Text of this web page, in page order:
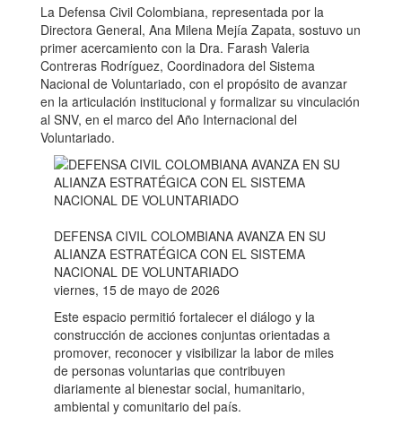
La Defensa Civil Colombiana, representada por la
Directora General, Ana Milena Mejía Zapata, sostuvo un
primer acercamiento con la Dra. Farash Valeria
Contreras Rodríguez, Coordinadora del Sistema
Nacional de Voluntariado, con el propósito de avanzar
en la articulación institucional y formalizar su vinculación
al SNV, en el marco del Año Internacional del
Voluntariado.
DEFENSA CIVIL COLOMBIANA AVANZA EN SU
ALIANZA ESTRATÉGICA CON EL SISTEMA
NACIONAL DE VOLUNTARIADO
viernes, 15 de mayo de 2026
Este espacio permitió fortalecer el diálogo y la
construcción de acciones conjuntas orientadas a
promover, reconocer y visibilizar la labor de miles
de personas voluntarias que contribuyen
diariamente al bienestar social, humanitario,
ambiental y comunitario del país.